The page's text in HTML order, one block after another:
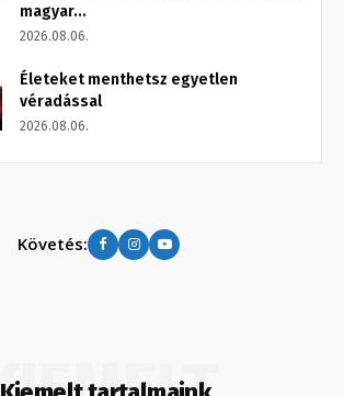
magyar...
2026.08.06.
Életeket menthetsz egyetlen
véradással
2026.08.06.
Követés: